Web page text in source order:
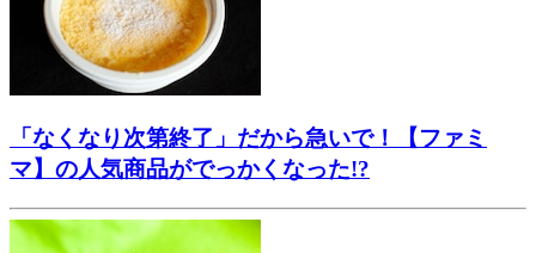
「なくなり次第終了」だから急いで！【ファミ
マ】の人気商品がでっかくなった!?